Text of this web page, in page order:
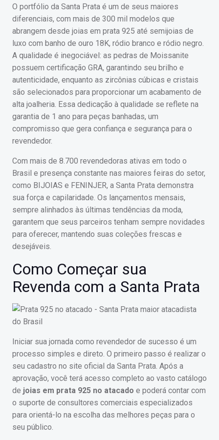
O portfólio da Santa Prata é um de seus maiores
diferenciais, com mais de 300 mil modelos que
abrangem desde joias em prata 925 até semijoias de
luxo com banho de ouro 18K, ródio branco e ródio negro.
A qualidade é inegociável: as pedras de Moissanite
possuem certificação GRA, garantindo seu brilho e
autenticidade, enquanto as zircônias cúbicas e cristais
são selecionados para proporcionar um acabamento de
alta joalheria. Essa dedicação à qualidade se reflete na
garantia de 1 ano para peças banhadas, um
compromisso que gera confiança e segurança para o
revendedor.
Com mais de 8.700 revendedoras ativas em todo o
Brasil e presença constante nas maiores feiras do setor,
como BIJOIAS e FENINJER, a Santa Prata demonstra
sua força e capilaridade. Os lançamentos mensais,
sempre alinhados às últimas tendências da moda,
garantem que seus parceiros tenham sempre novidades
para oferecer, mantendo suas coleções frescas e
desejáveis.
Como Começar sua
Revenda com a Santa Prata
Iniciar sua jornada como revendedor de sucesso é um
processo simples e direto. O primeiro passo é realizar o
seu cadastro no site oficial da Santa Prata. Após a
aprovação, você terá acesso completo ao vasto catálogo
de joias em prata 925 no atacado e poderá contar com
o suporte de consultores comerciais especializados
para orientá-lo na escolha das melhores peças para o
seu público.